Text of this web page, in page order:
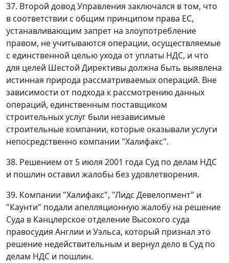
37. Второй довод Управления заключался в том, что
в соответствии с общим принципом права ЕС,
устанавливающим запрет на злоупотребление
правом, не учитываются операции, осуществляемые
с единственной целью ухода от уплаты НДС, и что
для целей Шестой Директивы должна быть выявлена
истинная природа рассматриваемых операций. Вне
зависимости от подхода к рассмотрению данных
операций, единственным поставщиком
строительных услуг были независимые
строительные компании, которые оказывали услуги
непосредственно компании "Халифакс".
38. Решением от 5 июля 2001 года Суд по делам НДС
и пошлин оставил жалобы без удовлетворения.
39. Компании "Халифакс", "Лидс Девелопмент" и
"Каунти" подали апелляционную жалобу на решение
Суда в Канцлерское отделение Высокого суда
правосудия Англии и Уэльса, который признал это
решение недействительным и вернул дело в Суд по
делам НДС и пошлин.